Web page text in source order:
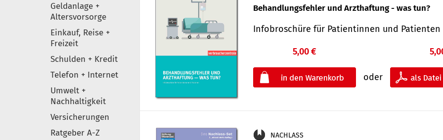
Geldanlage +
Altersvorsorge
Einkauf, Reise +
Freizeit
Schulden + Kredit
Telefon + Internet
Umwelt +
Nachhaltigkeit
Versicherungen
Ratgeber A-Z
Behandlungsfehler und Arzthaftung - was tun?
Infobroschüre für Patientinnen und
5,00 €
oder
NACHLASS